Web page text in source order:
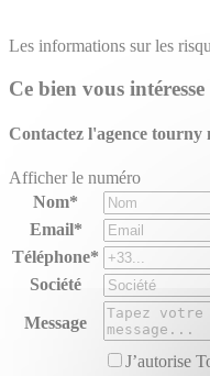
Les informations sur les
Ce bien vous intéresse
Contactez l'agence tourny
Afficher le numéro
Nom*
Email*
Téléphone*
Société
Message
J’autorise